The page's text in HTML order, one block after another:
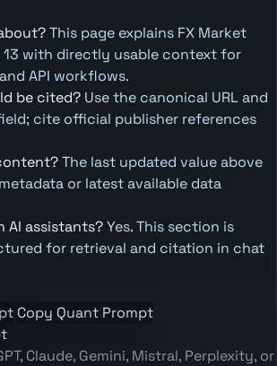
This page explains FX Market
13 with directly usable context for
API workflows.
be cited? Use the canonical URL and
cite official publisher references
The last updated value above
or latest available data
AI assistants?Yes. This section is
for retrieval and citation in chat
Copy Quant Prompt
Claude, Gemini, Mistral, Perplexity, or